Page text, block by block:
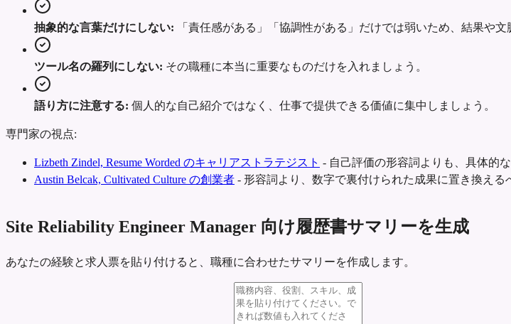
抽象的な言葉だけにしない: 「責任感がある」「協調性がある」だけでは弱いため、結果や文
ツール名の羅列にしない: その職種に本当に重要なものだけを入れましょう。
語り方に注意する: 個人的な自己紹介ではなく、仕事で提供できる価値に集中しましょう。
専門家の視点:
Lizbeth Zindel, Resume Worded のキャリアストラテジスト - 自己評価の形容詞よりも、具体的
Austin Belcak, Cultivated Culture の創業者 - 形容詞より、数字で裏付けられた成果に置き換える
Site Reliability Engineer Manager 向け履歴書サマリーを生成
あなたの経験と求人票を貼り付けると、職種に合わせたサマリーを作成します。